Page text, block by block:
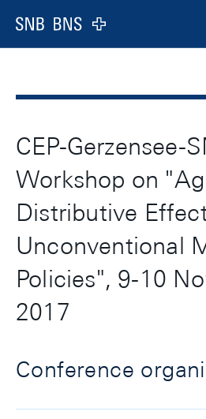
Logo
CEP-Gerzensee-
Workshop on
Distributive
Unconventional
Policies", 9-10
2017
Conference